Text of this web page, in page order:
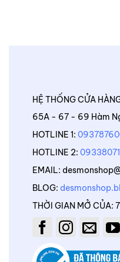
HỆ THỐNG CỬA
65A - 67 - 69 Hàm
HOTLINE 1:
HOTLINE 2:
EMAIL:
BLOG:
THỜI GIAN MỞ CỦA: